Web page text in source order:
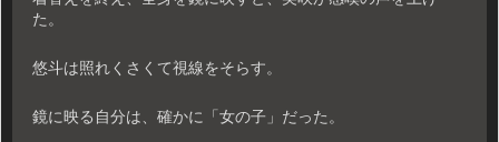
た。
悠斗は照れくさくて視線をそらす。
鏡に映る自分は、確かに「女の子」だった。